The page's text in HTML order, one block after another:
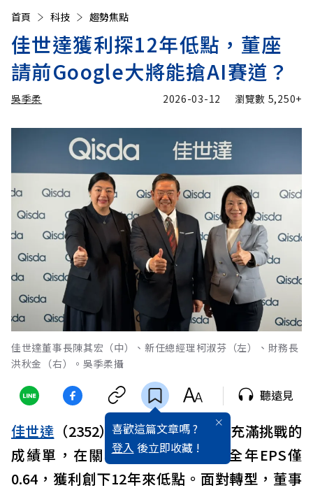
首頁 科技 趨勢焦點
佳世達獲利探12年低點，董座
請前Google大將能搶AI賽道？
吳季柔 2026-03-12 瀏覽數 5,250+
佳世達董事長陳其宏（中）、新任總經理柯淑芬（左）、財務長
洪秋金（右）。吳季柔攝
喜歡這篇文章嗎 ?
登入 後立即收藏 !
聽遠見
佳世達 （2352）2025年交出了一張充滿挑戰的
成績單，在關稅與匯率逆風下，全年EPS僅
0.64，獲利創下12年來低點。面對轉型，董事